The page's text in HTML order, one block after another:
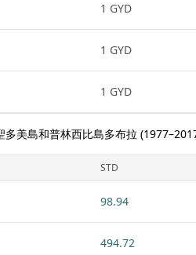
1 GYD
1 GYD
1 GYD
多美島和普林西比島多布拉
STD
98.94
494.72